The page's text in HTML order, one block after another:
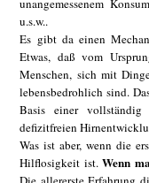
u.s.w..
Es gibt da einen
Etwas, daß vom
Menschen, sich mit
lebensbedrohlich sind.
Basis einer
defizitfreien
Was ist aber, wenn die
Hilflosigkeit ist.Wenn